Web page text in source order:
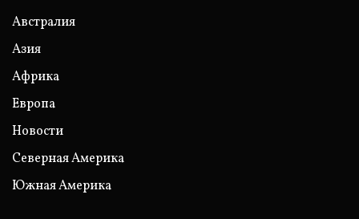
Австралия
Азия
Африка
Европа
Новости
Северная Америка
Южная Америка